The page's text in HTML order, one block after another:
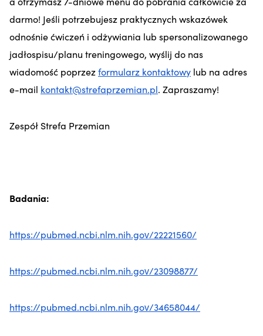
darmo! Jeśli potrzebujesz praktycznych wskazówek
odnośnie ćwiczeń i odżywiania lub spersonalizowanego
jadłospisu/planu treningowego, wyślij do nas
wiadomość poprzezformularz kontaktowy lub na adres
e-mail kontakt@strefaprzemian.pl. Zapraszamy!
Zespół Strefa Przemian
Badania:
https://pubmed.ncbi.nlm.nih.gov/22221560/
https://pubmed.ncbi.nlm.nih.gov/23098877/
https://pubmed.ncbi.nlm.nih.gov/34658044/